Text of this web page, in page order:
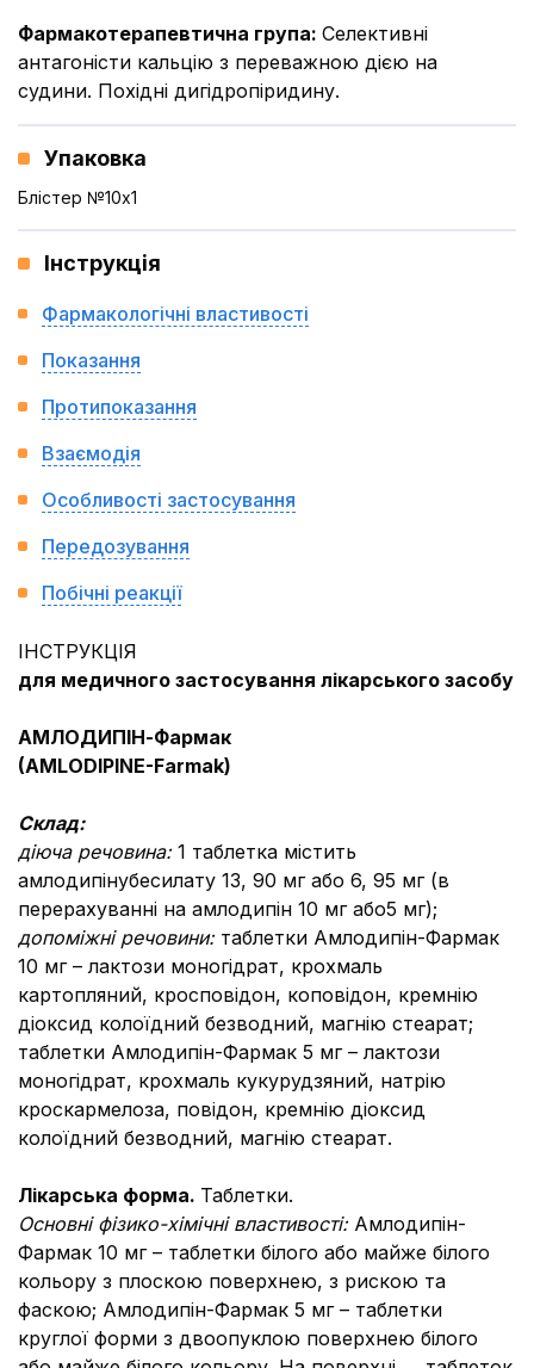
Фармакотерапевтична група: Селективні
антагоністи кальцію з переважною дією на
судини. Похідні дигідропіридину.
Упаковка
Блістер №10x1
Інструкція
Фармакологічні властивості
Показання
Протипоказання
Взаємодія
Особливості застосування
Передозування
Побічні реакції
ІНСТРУКЦІЯ
для медичного застосування лікарського засобу
АМЛОДИПІН-Фармак
(AMLODIPINE-Farmak)
Склад:
діюча речовина: 1 таблетка містить
амлодипінубесилату 13, 90 мг або 6, 95 мг (в
перерахуванні на амлодипін 10 мг або5 мг);
допоміжні речовини: таблетки Амлодипін-Фармак
10 мг – лактози моногідрат, крохмаль
картопляний, кросповідон, коповідон, кремнію
діоксид колоїдний безводний, магнію стеарат;
таблетки Амлодипін-Фармак 5 мг – лактози
моногідрат, крохмаль кукурудзяний, натрію
кроскармелоза, повідон, кремнію діоксид
колоїдний безводний, магнію стеарат.
Лікарська форма. Таблетки.
Основні фізико-хімічні властивості: Амлодипін-
Фармак 10 мг – таблетки білого або майже білого
кольору з плоскою по­верхнею, з рискою та
фаскою; Амлодипін-Фармак 5 мг – таблетки
круглої форми з двоопуклою поверхнею білого